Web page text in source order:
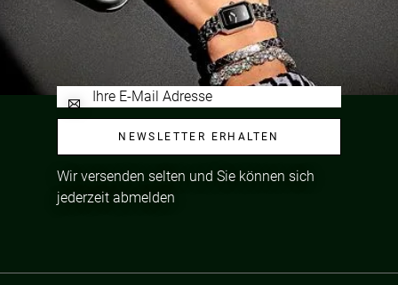
NEWSLETTER ERHALTEN
Wir versenden selten und Sie können sich
jederzeit abmelden